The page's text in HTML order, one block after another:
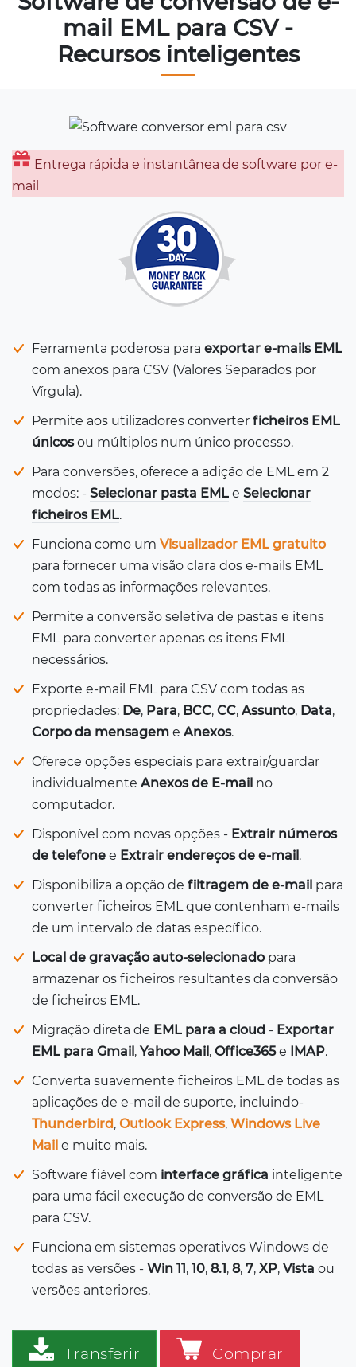
mail EML para CSV -
Recursos inteligentes
Entrega rápida e instantânea de software por e-
mail
Ferramenta poderosa para exportar e-mails EML
com anexos para CSV (Valores Separados por
Vírgula).
Permite aos utilizadores converter ficheiros EML
únicosou múltiplos num único processo.
Para conversões, oferece a adição de EML em 2
modos: - Selecionar pasta EML e Selecionar
ficheiros EML.
Funciona como um Visualizador EML gratuito
para fornecer uma visão clara dos e-mails EML
com todas as informações relevantes.
Permite a conversão seletiva de pastas e itens
EML para converter apenas os itens EML
necessários.
Exporte e-mail EML para CSV com todas as
propriedades: De, Para, BCC, CC, Assunto, Data,
Corpo da mensagem e Anexos.
Oferece opções especiais para extrair/guardar
individualmente Anexos de E-mail no
computador.
Disponível com novas opções - Extrair números
de telefone e Extrair endereços de e-mail.
Disponibiliza a opção de filtragem de e-mail para
converter ficheiros EML que contenham e-mails
de um intervalo de datas específico.
Local de gravação auto-selecionado para
armazenar os ficheiros resultantes da conversão
de ficheiros EML.
Migração direta de EML para a cloud - Exportar
EML para Gmail, Yahoo Mail, Office365e IMAP.
Converta suavemente ficheiros EML de todas as
aplicações de e-mail de suporte, incluindo-
Thunderbird, Outlook Express, Windows Live
Mail e muito mais.
Software fiável com interface gráfica inteligente
para uma fácil execução de conversão de EML
para CSV.
Funciona em sistemas operativos Windows de
todas as versões - Win 11, 10, 8.1, 8, 7, XP, Vista ou
versões anteriores.
Transferir Comprar